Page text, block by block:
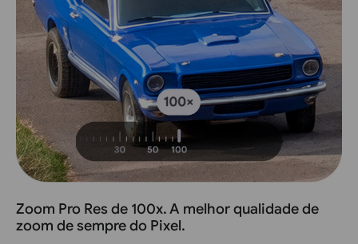
Zoom Pro Res de 100x. A melhor qualidade de
zoom de sempre do Pixel.